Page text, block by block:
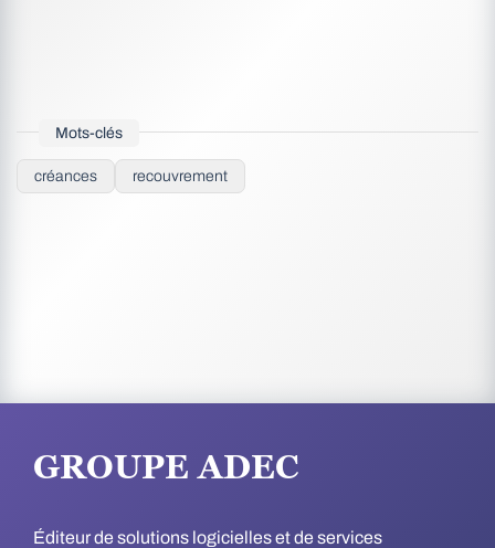
Mots-clés
créances recouvrement
GROUPE ADEC
Éditeur de solutions logicielles et de services